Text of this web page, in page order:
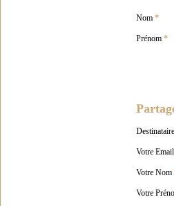
Nom *
Prénom *
Destinataire
Votre Email
Votre Nom
Votre